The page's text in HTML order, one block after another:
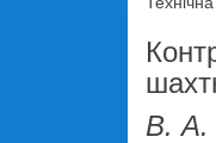
В. А.